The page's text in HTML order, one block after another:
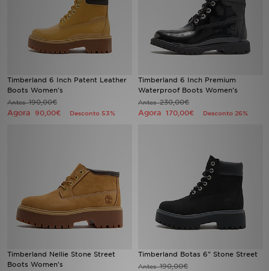
Timberland 6 Inch Patent Leather
Boots Women's
Antes190,00€
Agora 90,00€ Desconto 53%
Timberland 6 Inch Premium
Waterproof Boots Women's
Antes230,00€
Agora 170,00€ Desconto 26%
Timberland Nellie Stone Street
Boots Women's
Timberland Botas 6" Stone Street
Antes190,00€
FUTEBOL JD
LOCALIZADOR DE LOJAS
MENSAGENS
SUBSCREVE
ESTADO DO TEU PEDIDO
ATENÇÃO AO CLIENTE